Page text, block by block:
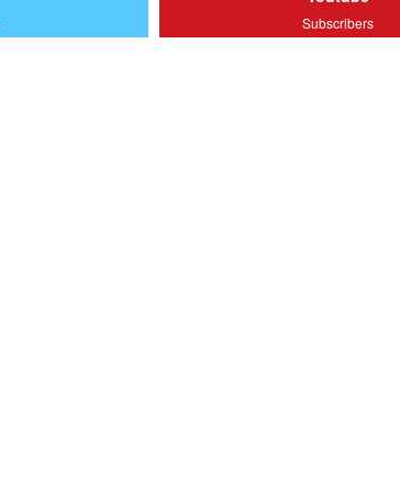
Subscribers